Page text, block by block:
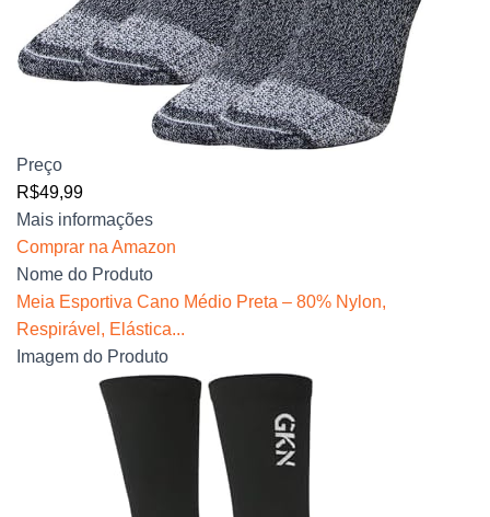
Preço
R$49,99
Mais informações
Comprar na Amazon
Nome do Produto
Meia Esportiva Cano Médio Preta – 80% Nylon,
Respirável, Elástica...
Imagem do Produto